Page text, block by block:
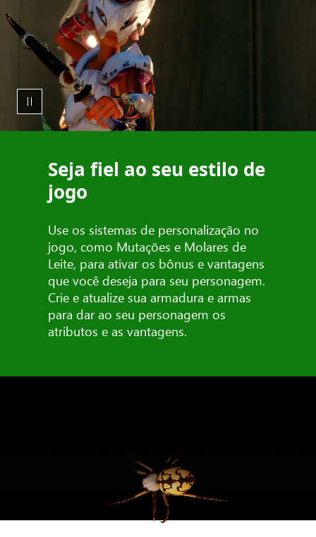
Seja fiel ao seu estilo de
jogo
Use os sistemas de personalização no
jogo, como Mutações e Molares de
Leite, para ativar os bônus e vantagens
que você deseja para seu personagem.
Crie e atualize sua armadura e armas
para dar ao seu personagem os
atributos e as vantagens.